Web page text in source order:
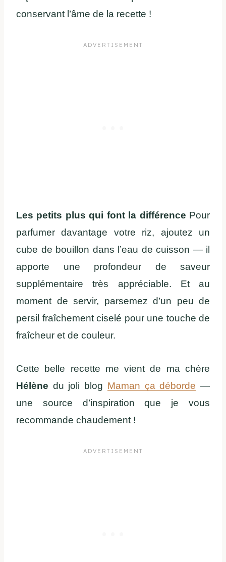
conservant l’âme de la recette !
Les petits plus qui font la différence Pour
parfumer davantage votre riz, ajoutez un
cube de bouillon dans l’eau de cuisson — il
apporte une profondeur de saveur
supplémentaire très appréciable. Et au
moment de servir, parsemez d’un peu de
persil fraîchement ciselé pour une touche de
fraîcheur et de couleur.
Cette belle recette me vient de ma chère
Hélène du joli blog Maman ça déborde —
une source d’inspiration que je vous
recommande chaudement !